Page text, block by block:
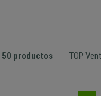
50 productos TOP